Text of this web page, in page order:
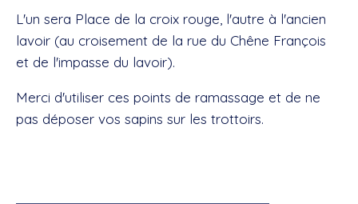
L'un sera Place de la croix rouge, l'autre à l'ancien
lavoir (au croisement de la rue du Chêne François
et de l'impasse du lavoir).
Merci d'utiliser ces points de ramassage et de ne
pas déposer vos sapins sur les trottoirs.